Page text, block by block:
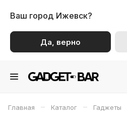
Ваш город Ижевск?
Да, верно
Главная – Каталог – Гаджеты